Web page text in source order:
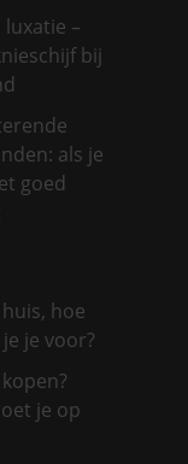
luxatie –
bij
als je
goed
hoe
je voor?
je op